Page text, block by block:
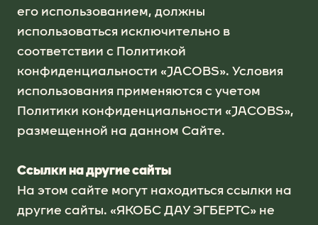
его использованием, должны
использоваться исключительно в
соответствии с Политикой
конфиденциальности «JACOBS». Условия
использования применяются с учетом
Политики конфиденциальности «JACOBS»,
размещенной на данном Сайте.
Ссылки на другие сайты
На этом сайте могут находиться ссылки на
другие сайты. «ЯКОБС ДАУ ЭГБЕРТС» не